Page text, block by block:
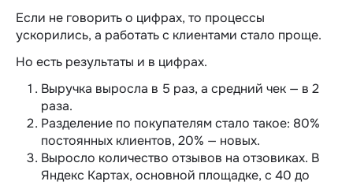
Если не говорить о цифрах, то процессы
ускорились, а работать с клиентами стало проще.
Но есть результаты и в цифрах.
Выручка выросла в 5 раз, а средний чек — в 2
раза.
Разделение по покупателям стало такое: 80%
постоянных клиентов, 20% — новых.
Выросло количество отзывов на отзовиках. В
Яндекс Картах, основной площадке, с 40 до